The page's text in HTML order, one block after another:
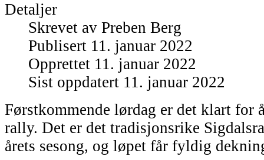
Detaljer
Skrevet av Preben Berg
Publisert 11. januar 2022
Opprettet 11. januar 2022
Sist oppdatert 11. januar 2022
Førstkommende lørdag er det klart for
rally. Det er det tradisjonsrike
årets sesong, og løpet får fyldig